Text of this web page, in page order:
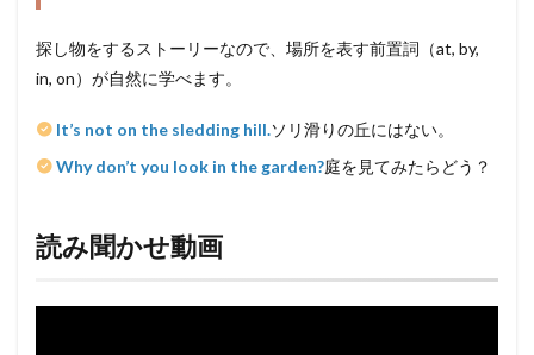
探し物をするストーリーなので、場所を表す前置詞（at, by,
in, on）が自然に学べます。
It’s not on the sledding hill.ソリ滑りの丘にはない。
Why don’t you look in the garden?庭を見てみたらどう？
読み聞かせ動画